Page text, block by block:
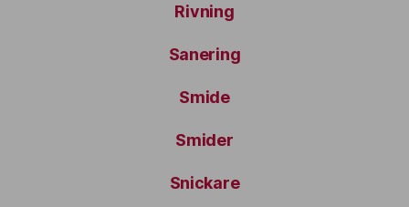
Rivning
Sanering
Smide
Smider
Snickare